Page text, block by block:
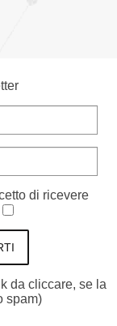
di ricevere
da cliccare, se la
spam)